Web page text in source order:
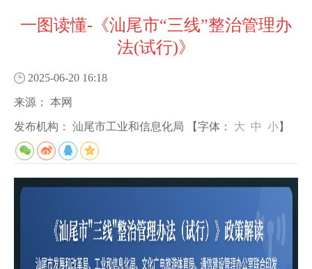
一图读懂-《汕尾市“三线”整治管理办
法(试行)》
2025-06-20 16:18
来源： 本网
发布机构： 汕尾市工业和信息化局 【字体： 大 中 小】